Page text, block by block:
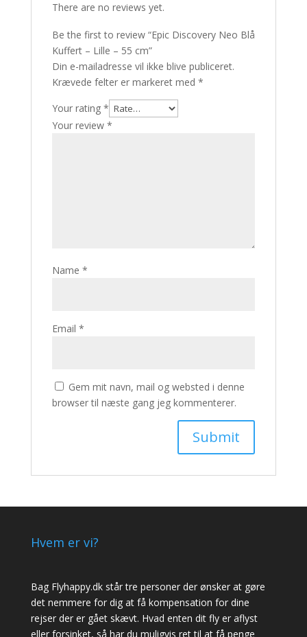
There are no reviews yet.
Be the first to review “Epic Discovery Neo Blå
Kuffert – Lille – 55 cm”
Din e-mailadresse vil ikke blive publiceret.
Krævede felter er markeret med *
Your rating *
Your review *
Name *
Email *
Gem mit navn, mail og websted i denne
browser til næste gang jeg kommenterer.
Hvem er vi?
Bag Flyhappy.dk står tre personer der ønsker at gøre
det nemmere for dig at få kompensation for dine
rejser der er gået skævt. Hvad enten dit fly er aflyst
eller forsinket, så har du muligvis ret til at få penge